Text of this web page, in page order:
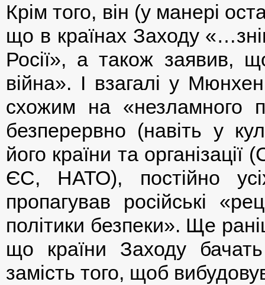
Крім того, він (у манері
що в країнах Заходу
Росії», а також заявив,
війна». І взагалі у
схожим на «незламного
безперервно (навіть у
його країни та
ЄС, НАТО), постійно
пропагував російські
політики безпеки». Ще
що країни Заходу
замість того, щоб